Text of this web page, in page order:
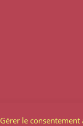
Gérer le consentement